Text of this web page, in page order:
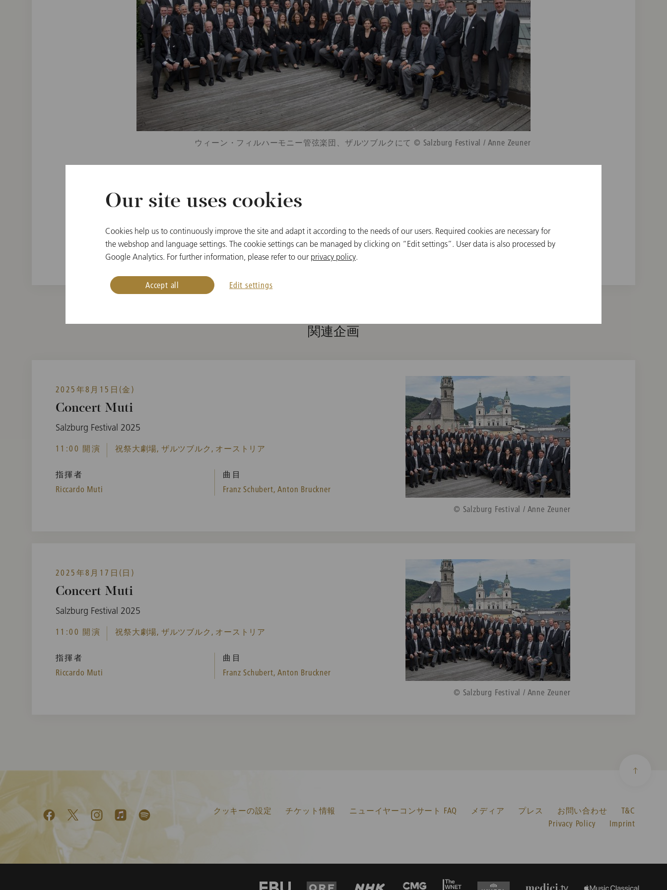
ウィーン・フィルハーモニー管弦楽団、ザルツブルクにて © Salzburg Festival / Anne Zeuner
Riccardo Muti
Wiener Philharmoniker
Messe in f-Moll, WAB 28
関連企画
2025年8月15日(金)
Concert Muti
Salzburg Festival 2025
11:00 開演 祝祭大劇場, ザルツブルク, オーストリア
指揮者
Riccardo Muti
曲目
Franz Schubert, Anton Bruckner
© Salzburg Festival / Anne Zeuner
2025年8月17日(日)
Concert Muti
Salzburg Festival 2025
11:00 開演 祝祭大劇場, ザルツブルク, オーストリア
指揮者
Riccardo Muti
曲目
Franz Schubert, Anton Bruckner
© Salzburg Festival / Anne Zeuner
クッキーの設定 チケット情報 ニューイヤーコンサート FAQ メディア プレス お問い合わせ
T&C
Privacy Policy
Imprint
Our site uses cookies
Cookies help us to continuously improve the site and adapt it according to the needs of our users. Required cookies are necessary for
the webshop and language settings. The cookie settings can be managed by clicking on “Edit settings”. User data is also processed by
Google Analytics. For further information, please refer to our privacy policy.
Edit settings
Accept all